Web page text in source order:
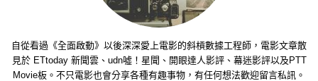
自從看過《全面啟動》以後深深愛上電影的斜槓數據工程師，電影文章散
見於 ETtoday 新聞雲、udn噓！星聞、開眼達人影評、幕迷影評以及PTT
Movie板。不只電影也會分享各種有趣事物，有任何想法歡迎留言私訊。